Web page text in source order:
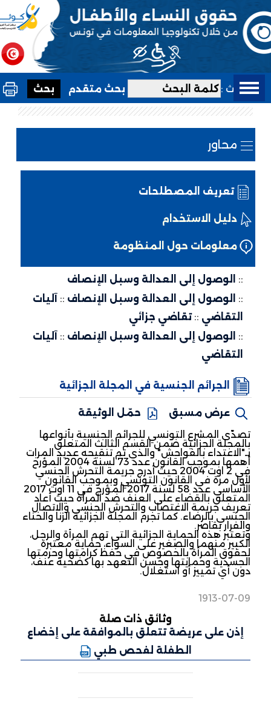
بحث : بحث متقدم
محاور
تعريف المصطلحات
دليل الاستخدام
معلومات حول المنظومة
الوصول إلى العدالة وسبل الإنصاف
الوصول إلى العدالة وسبل الإنصاف :: آليات
التقاضي :: تقاضي جزائي
الوصول إلى العدالة وسبل الإنصاف :: آليات
التقاضي
الجرائم الجنسية في المجلة الجزائية
عرض مسبق
حمّل الوثيقة
تصدّى المشرع التونسي للجرائم الجنسية بأنواعها
بالمجلة الجزائية ضمن القسم الثالث المتعلق
بـ"الاعتداء بالفواحش" والذي تم تنقيحه عديد المرات
أهمها بموجب القانون عدد 73 لسنة 2004 المؤرخ
في 2 اوت 2004 حيث أدرج جريمة التحرش الجنسي
لأول مرة في القانون التونسي وبموجب القانون
الأساسي عدد 58 لسنة 2017 المؤرخ في 11 اوت 2017
المتعلق بالقضاء على العنف ضد المرأة حيث أعاد
تعريف جريمة الاغتصاب والتحرش الجنسي والاتصال
الجنسي بالرضاء. كما تجرم المجلة الجزائية الزنا والخناء
والفرار بقاصر.
وتعتبر هذه الحماية الجزائية التي تهم المرأة والرجل،
الكبير منهما والصغير على السواء، حماية معتبرة
لحقوق المرأة بالخصوص في حفظ كرامتها وحرمتها
الجسدية وحمايتها وحسن التعهد بها كضحية عنف،
دون أي تمييز أو استغلال.
1913-07-09
وثائق ذات صلة
إذن على عريضة تتعلق بالموافقة على إخضاع
الطفلة لفحص طبي